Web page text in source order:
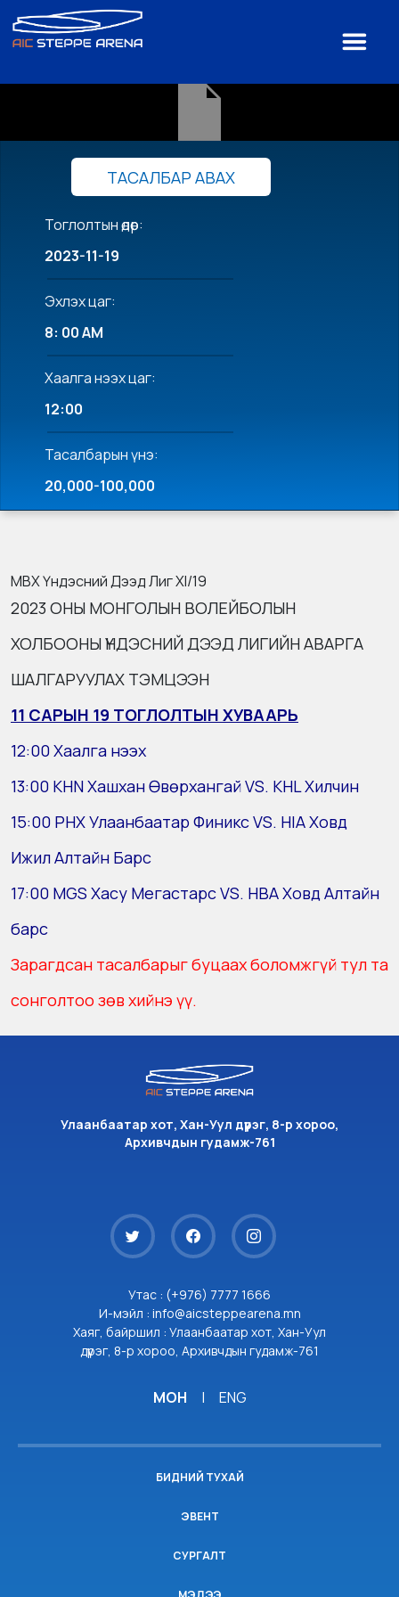
ТАСАЛБАР АВАХ
Тоглолтын өдөр:
2023-11-19
Эхлэх цаг:
8: 00 AM
Хаалга нээх цаг:
12:00
Тасалбарын үнэ:
20,000-100,000
MВХ Үндэсний Дээд Лиг XI/19
2023 ОНЫ МОНГОЛЫН ВОЛЕЙБОЛЫН
ХОЛБООНЫ ҮНДЭСНИЙ ДЭЭД ЛИГИЙН АВАРГА
ШАЛГАРУУЛАХ ТЭМЦЭЭН
11 САРЫН 19 ТОГЛОЛТЫН ХУВААРЬ
12:00 Хаалга нээх
13:00 KHN Хашхан Өвөрхангай VS. KHL Хилчин
15:00 PHX Улаанбаатар Финикс VS. HIA Ховд
Ижил Алтайн Барс
17:00 MGS Хасу Мегастарс VS. HBA Ховд Алтайн
барс
Зарагдсан тасалбарыг буцаах боломжгүй тул та
сонголтоо зөв хийнэ үү.
Улаанбаатар хот, Хан-Уул дүүрэг, 8-р хороо,
Архивчдын гудамж-761
Утас : (+976) 7777 1666
И-мэйл : info@aicsteppearena.mn
Хаяг, байршил : Улаанбаатар хот, Хан-Уул
дүүрэг, 8-р хороо, Архивчдын гудамж-761
МОН | ENG
БИДНИЙ ТУХАЙ
ЭВЕНТ
СУРГАЛТ